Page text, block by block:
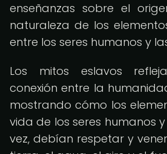
enseñanzas sobre el
naturaleza de los
entre los seres humanos y
Los mitos eslavos
conexión entre la
mostrando cómo los
vida de los seres humanos
vez, debían respetar y